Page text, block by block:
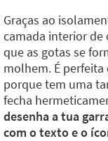
Graças ao
camada interior de
que as gotas se
molhem. É
porque tem uma
fecha
desenha a tua
com o texto e o